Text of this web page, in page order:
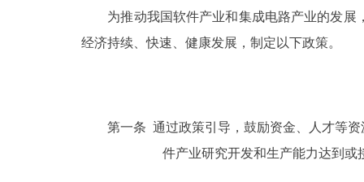
ITALIANO
为推动我国软件产业和集成电路产业的发展
经济持续、快速、健康发展，制定以下政策。
第一条 通过政策引导，鼓励资金、人才等资
件产业研究开发和生产能力达到